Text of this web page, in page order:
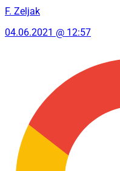
F. Zeljak
04.06.2021 @ 12:57